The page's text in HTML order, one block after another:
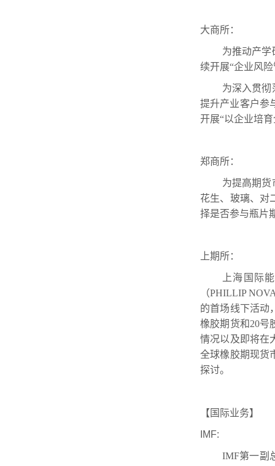
大商所：
为推动产学
续开展“企业风
为深入贯彻
提升产业客户参
开展“以企业培
郑商所：
为提高期货
花生、玻璃、对
择是否参与瓶片
上期所：
上海国际
（PHILLIP
的首场线下活动
橡胶期货和20号
情况以及即将在
全球橡胶期现货
探讨。
【国际业务】
IMF:
IMF第一副